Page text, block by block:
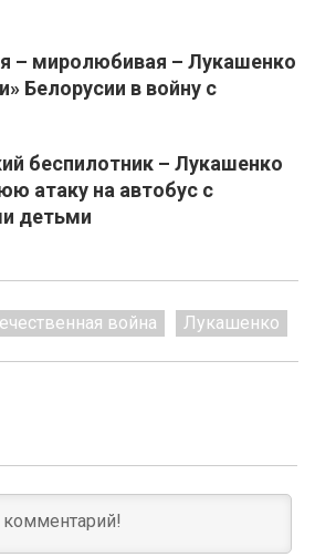
– миролюбивая – Лукашенко
Белорусии в войну с
беспилотник – Лукашенко
атаку на автобус с
детьми
война Лукашенко